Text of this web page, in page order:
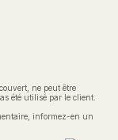
ne peut être
été utilisé par le client.
informez-en un